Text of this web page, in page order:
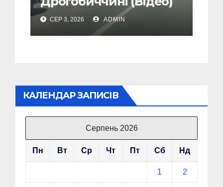
СЕР 3, 2026 ADMIN
КАЛЕНДАР ЗАПИСІВ
Серпень 2026
Пн Вт Ср Чт Пт Сб Нд
1 2